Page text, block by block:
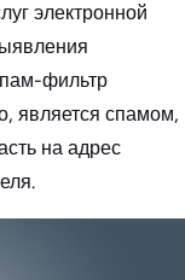
электронной
фильтр
является спамом,
на адрес